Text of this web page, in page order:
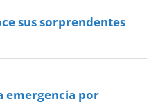
sus sorprendentes
emergencia por